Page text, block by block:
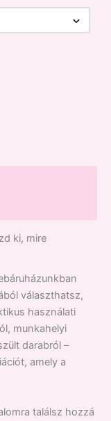
ki, mire
választhatsz,
használati
munkahelyi
darabról –
amely a
találsz hozzá